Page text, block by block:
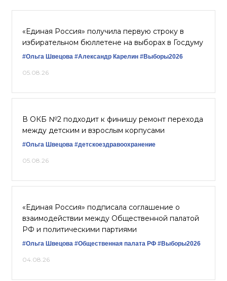
«Единая Россия» получила первую строку в
избирательном бюллетене на выборах в Госдуму
#Ольга Швецова #Александр Карелин #Выборы2026
05.08.26
В ОКБ №2 подходит к финишу ремонт перехода
между детским и взрослым корпусами
#Ольга Швецова #детскоездравоохранение
05.08.26
«Единая Россия» подписала соглашение о
взаимодействии между Общественной палатой
РФ и политическими партиями
#Ольга Швецова #Общественная палата РФ #Выборы2026
04.08.26